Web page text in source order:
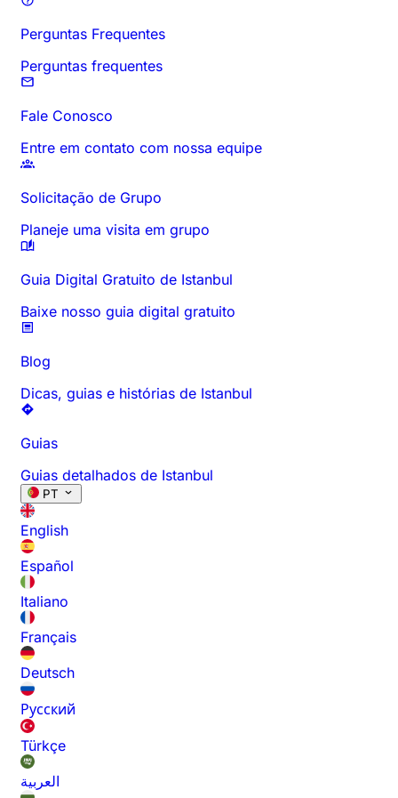
Perguntas Frequentes
Perguntas frequentes
Fale Conosco
Entre em contato com nossa equipe
Solicitação de Grupo
Planeje uma visita em grupo
Guia Digital Gratuito de Istanbul
Baixe nosso guia digital gratuito
Blog
Dicas, guias e histórias de Istanbul
Guias
Guias detalhados de Istanbul
PT
English
Español
Italiano
Français
Deutsch
Русский
Türkçe
العربية